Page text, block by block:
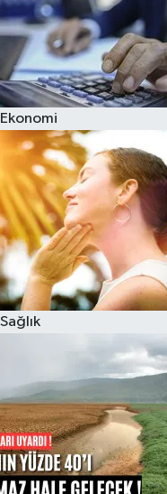
Ekonomi
Sağlık